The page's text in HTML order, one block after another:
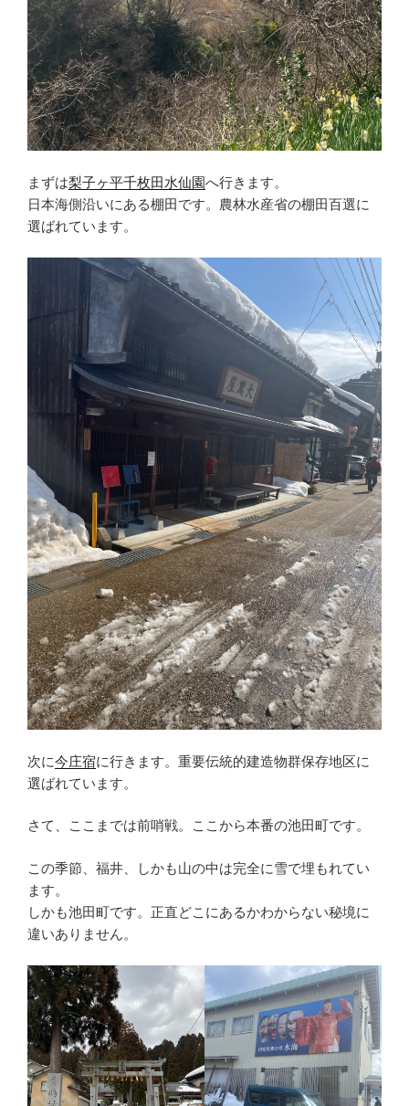
まずは梨子ヶ平千枚田水仙園へ行きます。
日本海側沿いにある棚田です。農林水産省の棚田百選に
選ばれています。
次に今庄宿に行きます。重要伝統的建造物群保存地区に
選ばれています。
さて、ここまでは前哨戦。ここから本番の池田町です。
この季節、福井、しかも山の中は完全に雪で埋もれてい
ます。
しかも池田町です。正直どこにあるかわからない秘境に
違いありません。